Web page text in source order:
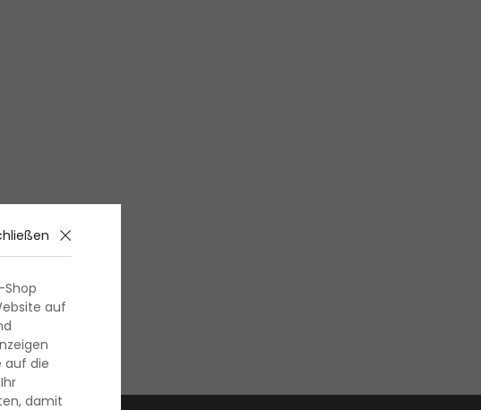
auf
auf die
damit